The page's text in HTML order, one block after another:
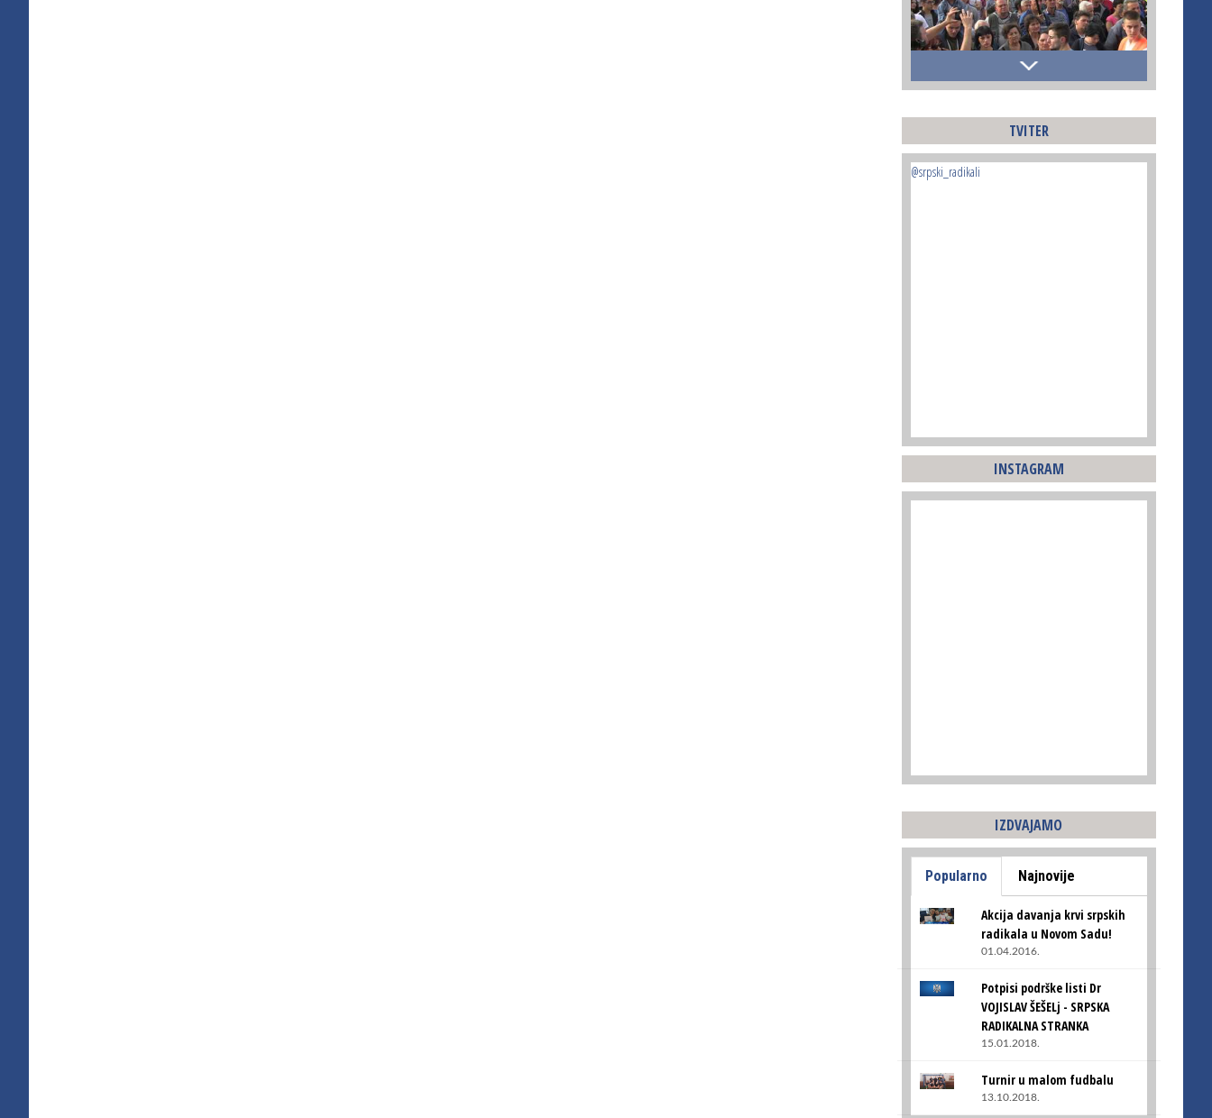
TVITER
@srpski_radikali
INSTAGRAM
IZDVAJAMO
Popularno Najnovije
Akcija davanja krvi srpskih
radikala u Novom Sadu!
01.04.2016.
Potpisi podrške listi Dr
VOJISLAV ŠEŠELj - SRPSKA
RADIKALNA STRANKA
15.01.2018.
Turnir u malom fudbalu
13.10.2018.